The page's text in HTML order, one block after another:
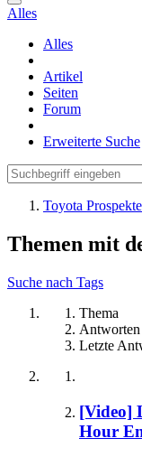
Alles
Alles
Artikel
Seiten
Forum
Erweiterte Suche
Toyota Prospekte
Themen mit
Suche nach Tags
Thema
Antworten
Letzte
[Video]
Hour